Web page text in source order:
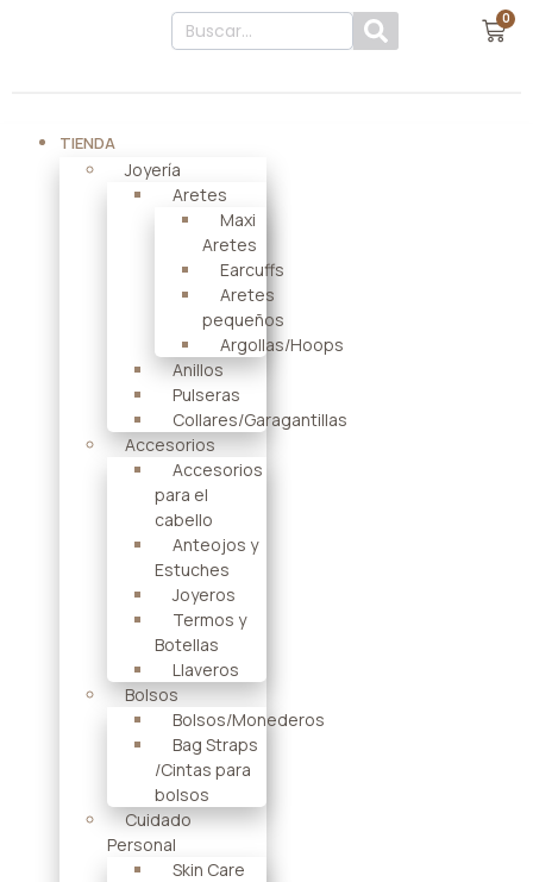
0
TIENDA
Joyería
Aretes
Maxi
Aretes
Earcuffs
Aretes
pequeños
Argollas/Hoops
Anillos
Pulseras
Collares/Garagantillas
Accesorios
Accesorios
para el
cabello
Anteojos y
Estuches
Joyeros
Termos y
Botellas
Llaveros
Bolsos
Bolsos/Monederos
Bag Straps
/Cintas para
bolsos
Cuidado
Personal
Skin Care